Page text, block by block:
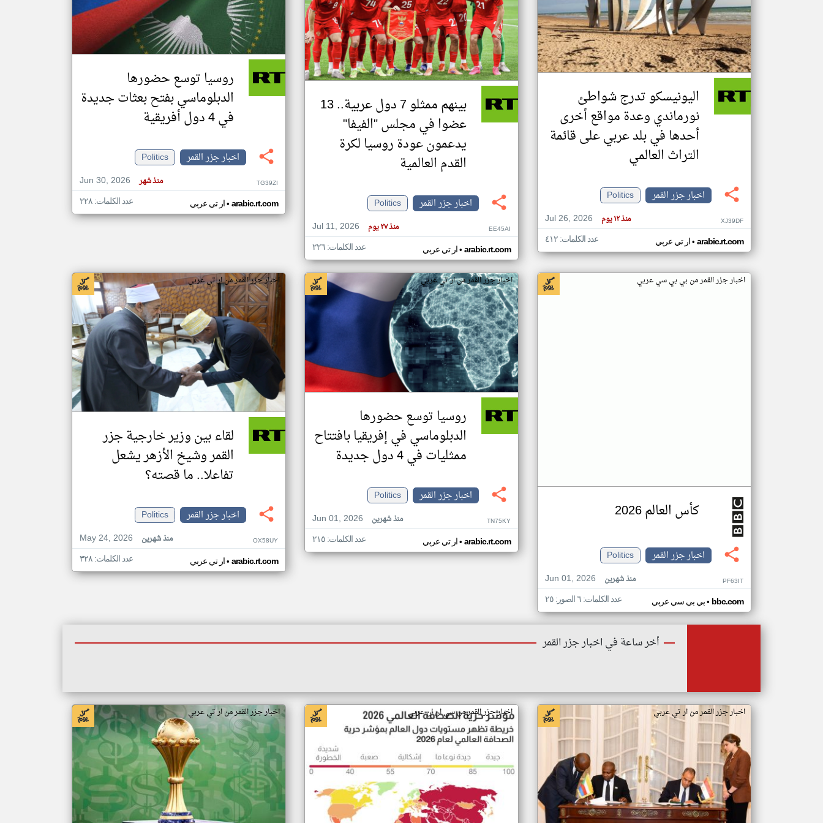
تغيير الدولة
اخبار جزر القمر على مدار الساعة
أهم اخبار جزر القمر العاجلة والمباشرة
اليونيسكو تدرج شواطئ
نورماندي وعدة مواقع أخرى
أحدها في بلد عربي على قائمة
التراث العالمي
اخبار جزر القمر
Politics
Jul 26, 2026
منذ ١٢ يوم XJ39DF
ار تي عربي• arabic.rt.com عدد الكلمات: ٤١٢
بينهم ممثلو 7 دول عربية.. 13
عضوا في مجلس "الفيفا"
يدعمون عودة روسيا لكرة
القدم العالمية
اخبار جزر القمر
Politics
Jul 11, 2026
منذ ٢٧ يوم EE45AI
ار تي عربي• arabic.rt.com عدد الكلمات: ٢٢٦
روسيا توسع حضورها
الدبلوماسي بفتح بعثات جديدة
في 4 دول أفريقية
اخبار جزر القمر
Politics
Jun 30, 2026
منذ شهر TG39ZI
ار تي عربي• arabic.rt.com عدد الكلمات: ٢٢٨
اخبار جزر القمر من بي بي سي عربي
كأس العالم 2026
اخبار جزر القمر
Politics
Jun 01, 2026
منذ شهرين PF63IT
بي بي سي عربي• bbc.com عدد الكلمات: ٦ الصور: ٢٥
اخبار جزر القمر من ار تي عربي
روسيا توسع حضورها
الدبلوماسي في إفريقيا بافتتاح
ممثليات في 4 دول جديدة
اخبار جزر القمر
Politics
Jun 01, 2026
منذ شهرين TN75KY
ار تي عربي• arabic.rt.com عدد الكلمات: ٢١٥
اخبار جزر القمر من ار تي عربي
لقاء بين وزير خارجية جزر
القمر وشيخ الأزهر يشعل
تفاعلا.. ما قصته؟
اخبار جزر القمر
Politics
May 24, 2026
منذ شهرين OX58UY
ار تي عربي• arabic.rt.com عدد الكلمات: ٣٢٨
أخر ساعة في اخبار جزر القمر
اخبار جزر القمر من ار تي عربي اخبار جزر القمر من سي ان ان عربي اخبار جزر القمر من ار تي عربي
klyoum.com